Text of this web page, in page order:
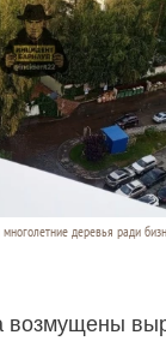
деревья ради
возмущены